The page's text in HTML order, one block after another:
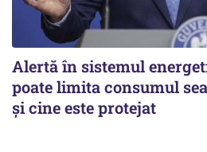
Alertă în sistemul
poate limita consumul
și cine este protejat